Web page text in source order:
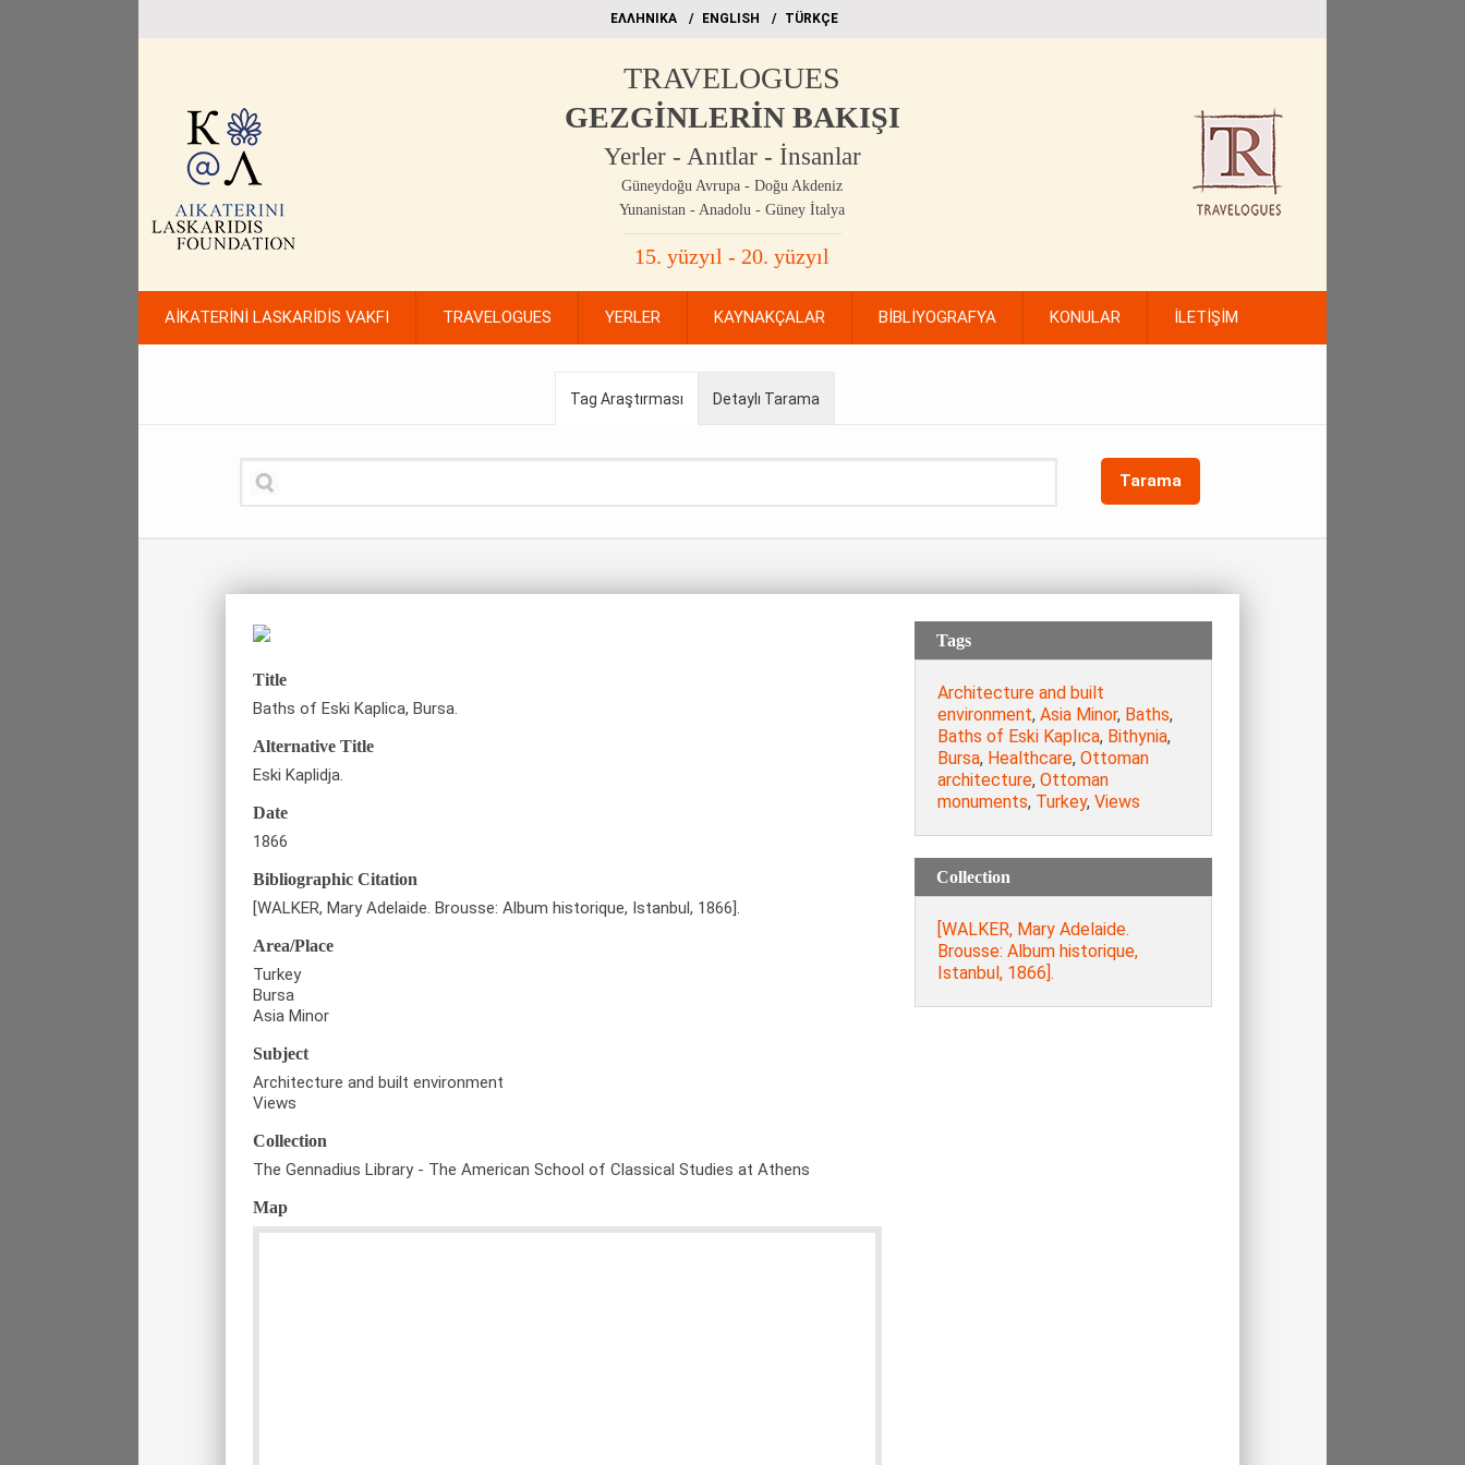
EΛΛΗΝΙΚΑ ΕΝGLISH TÜRKÇE
TRAVELOGUES
GEZGİNLERİN BAKIŞI
Yerler - Anıtlar - İnsanlar
Güneydoğu Avrupa - Doğu Akdeniz
Yunanistan - Anadolu - Güney İtalya
15. yüzyıl - 20. yüzyıl
AİKATERİNİ LASKARİDİS VAKFI TRAVELOGUES YERLER KAYNAKÇALAR BİBLİYOGRAFYA KONULAR İLETİŞİM
Tag Araştırması
Tarama
Detaylı Tarama
Title
Baths of Eski Kaplica, Bursa.
Alternative Title
Eski Kaplidja.
Date
1866
Bibliographic Citation
[WALKER, Mary Adelaide. Brousse: Album historique, Istanbul, 1866].
Area/Place
Turkey
Bursa
Asia Minor
Subject
Architecture and built environment
Views
Collection
The Gennadius Library - The American School of Classical Studies at Athens
Map
Tags
Architecture and built
environment, Asia Minor, Baths,
Baths of Eski Kaplıca, Bithynia,
Bursa, Healthcare, Ottoman
architecture, Ottoman
monuments, Turkey, Views
Collection
[WALKER, Mary Adelaide.
Brousse: Album historique,
Istanbul, 1866].